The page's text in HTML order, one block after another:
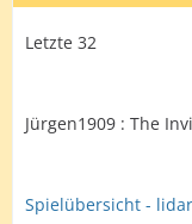
Letzte 32
Jürgen1909 : The
Spielübersicht -